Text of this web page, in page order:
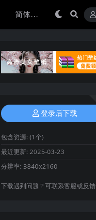
登录后下载
包含资源: (1个)
最近更新: 2025-03-23
分辨率: 3840x2160
下载遇到问题？可联系客服或反馈